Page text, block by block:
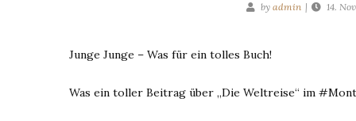
by admin 14.
Junge Junge – Was für ein tolles Buch!
Was ein toller Beitrag über „Die Weltreise“ im